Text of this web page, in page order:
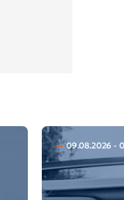
09.08.2026 -